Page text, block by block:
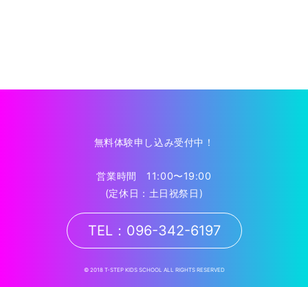
無料体験申し込み受付中！
営業時間 11:00〜19:00
(定休日：土日祝祭日)
TEL：096-342-6197
© 2018 T-STEP KIDS SCHOOL ALL RIGHTS RESERVED